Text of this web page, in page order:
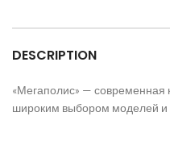
DESCRIPTION
«Мегаполис» — современная
широким выбором моделей и